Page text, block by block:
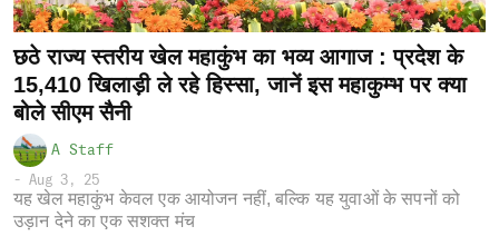
छठे राज्य स्तरीय खेल महाकुंभ का भव्य आगाज : प्रदेश के
15,410 खिलाड़ी ले रहे हिस्सा, जानें इस महाकुम्भ पर क्या
बोले सीएम सैनी
A Staff
- Aug 3, 25
यह खेल महाकुंभ केवल एक आयोजन नहीं, बल्कि यह युवाओं के सपनों को
उड़ान देने का एक सशक्त मंच